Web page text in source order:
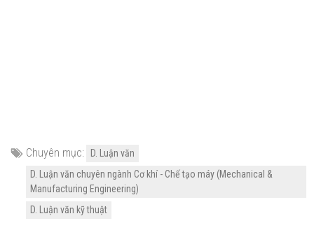
Chuyên mục:
D. Luận văn
D. Luận văn chuyên ngành Cơ khí - Chế tạo máy (Mechanical &
Manufacturing Engineering)
D. Luận văn kỹ thuật